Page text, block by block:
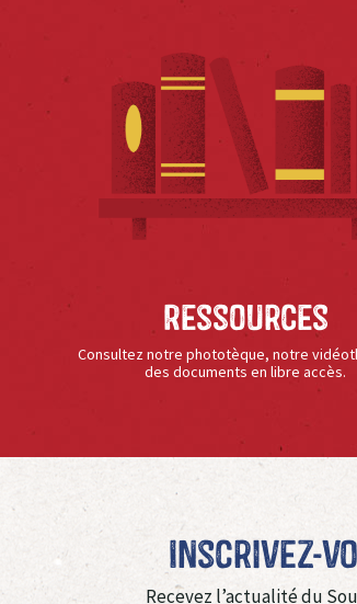
Ressources
Consultez notre phototèque, notre
des documents en libre accès.
Inscrivez-
Recevez l’actualité du